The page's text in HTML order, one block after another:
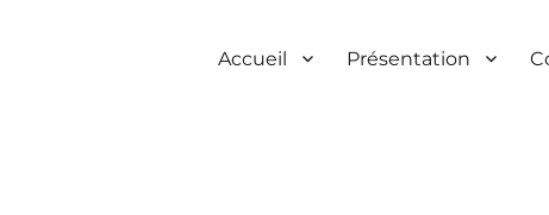
Accueil Présentation